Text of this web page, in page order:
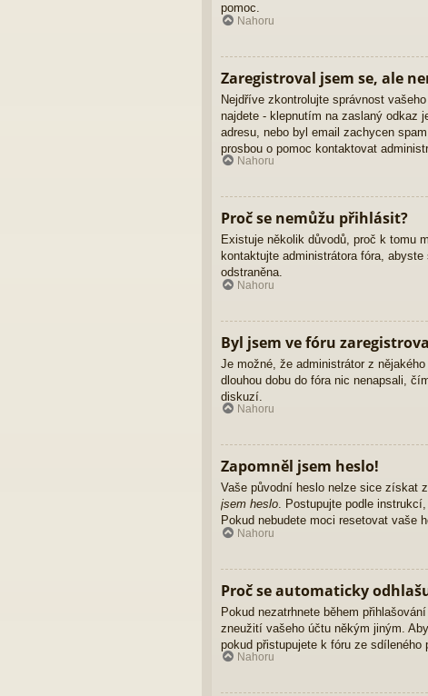
pomoc.
Nahoru
Zaregistroval jsem se, ale
Nejdříve zkontrolujte správnost
najdete - klepnutím na zaslaný odkaz
adresu, nebo byl email zachycen
prosbou o pomoc kontaktovat
Nahoru
Proč se nemůžu přihlásit?
Existuje několik důvodů, proč k tomu
kontaktujte administrátora fóra,
odstraněna.
Nahoru
Byl jsem ve fóru
Je možné, že administrátor z
dlouhou dobu do fóra nic nenapsali,
diskuzí.
Nahoru
Zapomněl jsem heslo!
Vaše původní heslo nelze sice získat
jsem heslo. Postupujte podle
Pokud nebudete moci resetovat vaše
Nahoru
Proč se automaticky
Pokud nezatrhnete během
zneužití vašeho účtu někým jiným.
pokud přistupujete k fóru ze sdíleného
Nahoru